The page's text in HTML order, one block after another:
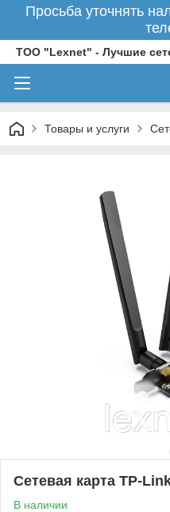
Просьба уточнять
ТОО "Lexnet" - Лучшие
Товары и услуги
Сетевая карта TP-
В наличии